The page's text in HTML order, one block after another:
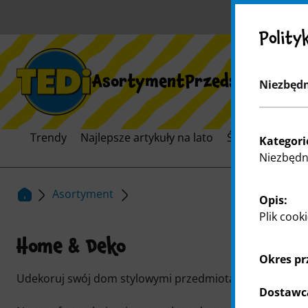
Asortyment
Trendy Najlepsze artykuły na lato Świat marek
Asortyment
Home & Deko
Udekoruj swój dom stylowymi przedmiotami
Opis:
Plik
Okres